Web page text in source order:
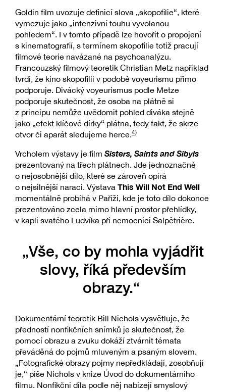
Goldin film uvozuje definicí slova „skopofilie“, které
vymezuje jako „intenzivní touhu vyvolanou
pohledem“. I v tomto případě lze hovořit o propojení
s kinematografií, s termínem skopofilie totiž pracují
filmové teorie navázané na psychoanalýzu.
Francouzský filmový teoretik Christian Metz například
tvrdí, že kino skopofilii v podobě voyeurismu přímo
podporuje. Divácký voyeurismus podle Metze
podporuje skutečnost, že osoba na plátně si
z principu nemůže uvědomit pohled diváka stejně
jako „efekt klíčové dírky“ plátna, tedy fakt, že skrze
otvor či aparát sledujeme herce.4)
Vrcholem výstavy je film Sisters, Saints and Sibyls
prezentovaný na třech plátnech. Jde jednoznačně
o nejosobnější dílo, které se zároveň opírá
o nejsilnější naraci. Výstava This Will Not End Well
momentálně probíhá v Paříži, kde je toto dílo dokonce
prezentováno zcela mimo hlavní prostor přehlídky,
v kapli svatého Ludvíka při nemocnici Salpêtrière.
„Vše, co by mohla vyjádřit
slovy, říká především
obrazy.“
Dokumentární teoretik Bill Nichols vysvětluje, že
předností nonfikčních snímků je skutečnost, že
pomocí obrazu a zvuku dokáží ztvárnit témata
převáděná do pojmů mluveným a psaným slovem.
„Fotografické obrazy pojmy nepředkládají, zosobňují
je,“ píše Nichols v knize Úvod do dokumentárního
filmu. Nonfikční díla podle něj nabízejí smyslový